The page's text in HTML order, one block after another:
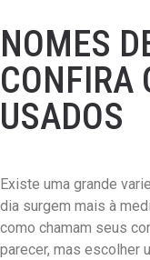
NOMES
CONFIRA
USADOS
Existe uma grande
dia surgem mais à
como chamam seus
parecer, mas escolher